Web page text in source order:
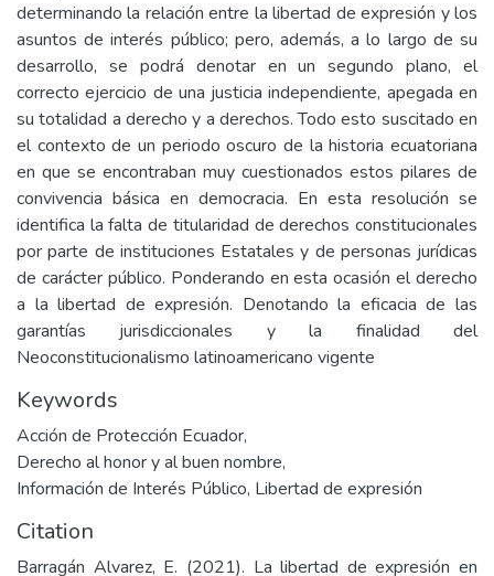
determinando la relación entre la libertad de expresión y los
asuntos de interés público; pero, además, a lo largo de su
desarrollo, se podrá denotar en un segundo plano, el
correcto ejercicio de una justicia independiente, apegada en
su totalidad a derecho y a derechos. Todo esto suscitado en
el contexto de un periodo oscuro de la historia ecuatoriana
en que se encontraban muy cuestionados estos pilares de
convivencia básica en democracia. En esta resolución se
identifica la falta de titularidad de derechos constitucionales
por parte de instituciones Estatales y de personas jurídicas
de carácter público. Ponderando en esta ocasión el derecho
a la libertad de expresión. Denotando la eficacia de las
garantías jurisdiccionales y la finalidad del
Neoconstitucionalismo latinoamericano vigente
Keywords
Acción de Protección Ecuador,
Derecho al honor y al buen nombre,
Información de Interés Público, Libertad de expresión
Citation
Barragán Alvarez, E. (2021). La libertad de expresión en